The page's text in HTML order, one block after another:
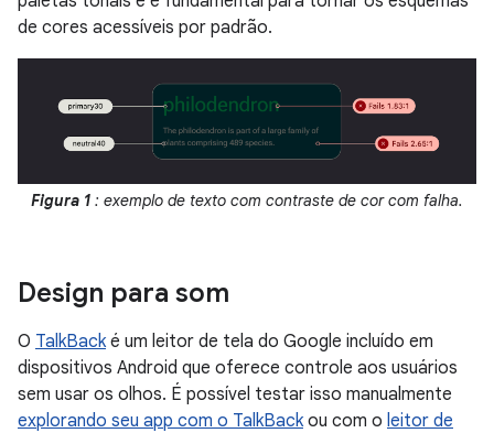
de cores acessíveis por padrão.
Figura 1 : exemplo de texto com contraste de cor com falha.
Design para som
O TalkBacké um leitor de tela do Google incluído em
dispositivos Android que oferece controle aos usuários
sem usar os olhos. É possível testar isso manualmente
explorando seu app com o TalkBackou com o leitor de